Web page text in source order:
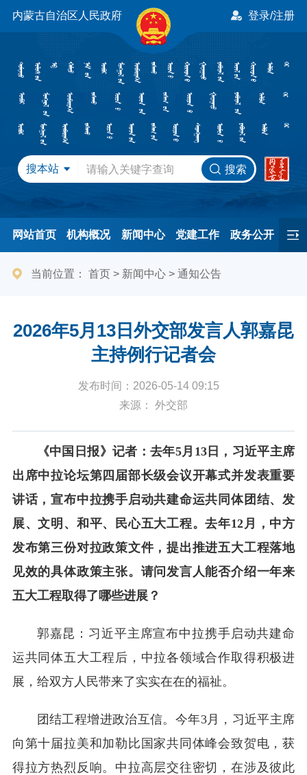
内蒙古自治区人民政府 登录/注册
搜本站 搜索
网站首页 机构概况 新闻中心 党建工作 政务公开
办事服务 民间友好 港澳事务 互动交流
当前位置： 首页> 新闻中心> 通知公告
2026年5月13日外交部发言人郭嘉昆
主持例行记者会
发布时间：2026-05-14 09:15
来源： 外交部
《中国日报》记者：去年5月13日，习近平主席
出席中拉论坛第四届部长级会议开幕式并发表重要
讲话，宣布中拉携手启动共建命运共同体团结、发
展、文明、和平、民心五大工程。去年12月，中方
发布第三份对拉政策文件，提出推进五大工程落地
见效的具体政策主张。请问发言人能否介绍一年来
五大工程取得了哪些进展？
郭嘉昆：习近平主席宣布中拉携手启动共建命
运共同体五大工程后，中拉各领域合作取得积极进
展，给双方人民带来了实实在在的福祉。
团结工程增进政治互信。今年3月，习近平主席
向第十届拉美和加勒比国家共同体峰会致贺电，获
得拉方热烈反响。中拉高层交往密切，在涉及彼此